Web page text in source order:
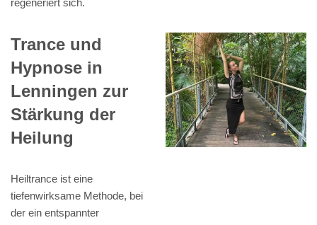
regeneriert sich.
Trance und
Hypnose in
Lenningen zur
Stärkung der
Heilung
Heiltrance ist eine
tiefenwirksame Methode, bei
der ein entspannter